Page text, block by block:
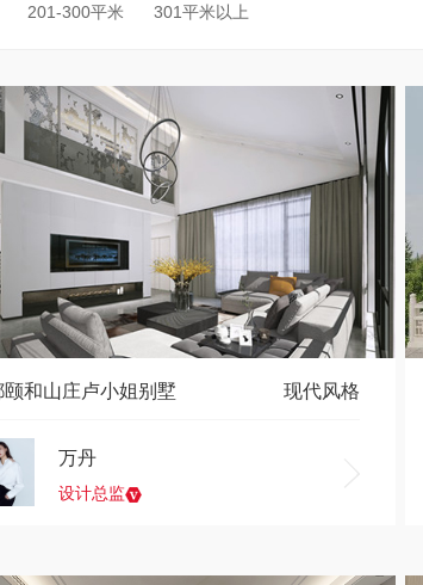
201-300平米 301平米以上
颐和山庄卢小姐别墅 现代风格
万丹
设计总监